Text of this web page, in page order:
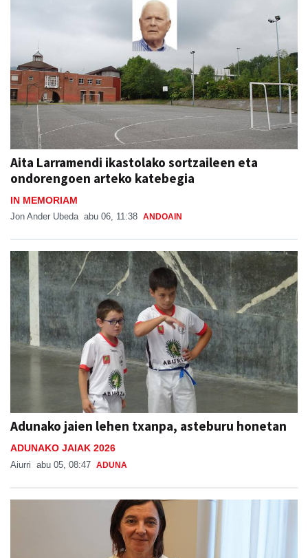
Aita Larramendi ikastolako sortzaileen eta
ondorengoen arteko katebegia
IN MEMORIAM
Jon Ander Ubeda abu 06, 11:38 ANDOAIN
Adunako jaien lehen txanpa, asteburu honetan
ADUNAKO JAIAK 2026
Aiurri abu 05, 08:47 ADUNA